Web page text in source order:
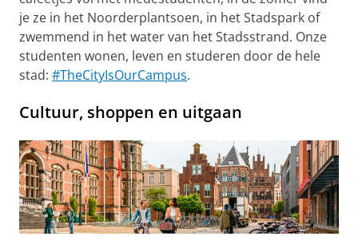
je ze in het Noorderplantsoen, in het Stadspark of
zwemmend in het water van het Stadsstrand. Onze
studenten wonen, leven en studeren door de hele
stad: #TheCityIsOurCampus.
Cultuur, shoppen en uitgaan